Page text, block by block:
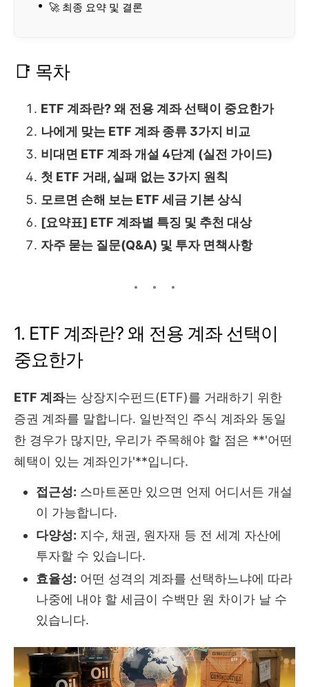
🚀 최종 요약 및 결론
📑 목차
ETF 계좌란? 왜 전용 계좌 선택이 중요한가
나에게 맞는 ETF 계좌 종류 3가지 비교
비대면 ETF 계좌 개설 4단계 (실전 가이드)
첫 ETF 거래, 실패 없는 3가지 원칙
모르면 손해 보는 ETF 세금 기본 상식
[요약표] ETF 계좌별 특징 및 추천 대상
자주 묻는 질문(Q&A) 및 투자 면책사항
1. ETF 계좌란? 왜 전용 계좌 선택이
중요한가
ETF 계좌는 상장지수펀드(ETF)를 거래하기 위한
증권 계좌를 말합니다. 일반적인 주식 계좌와 동일
한 경우가 많지만, 우리가 주목해야 할 점은 **'어떤
혜택이 있는 계좌인가'**입니다.
접근성: 스마트폰만 있으면 언제 어디서든 개설
이 가능합니다.
다양성: 지수, 채권, 원자재 등 전 세계 자산에
투자할 수 있습니다.
효율성: 어떤 성격의 계좌를 선택하느냐에 따라
나중에 내야 할 세금이 수백만 원 차이가 날 수
있습니다.